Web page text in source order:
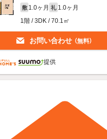
敷 1.0ヶ月 礼 1.0ヶ月
1階 / 3DK / 70.1㎡
お問い合わせ （無料）
提供